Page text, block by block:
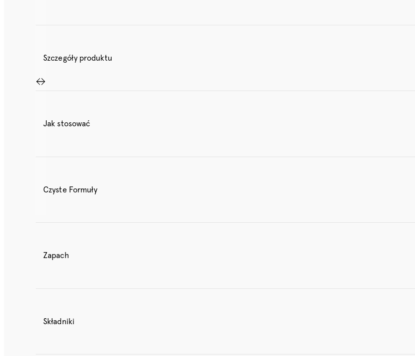
Szczegóły produktu
Jak stosować
Czyste Formuły
Zapach
Składniki